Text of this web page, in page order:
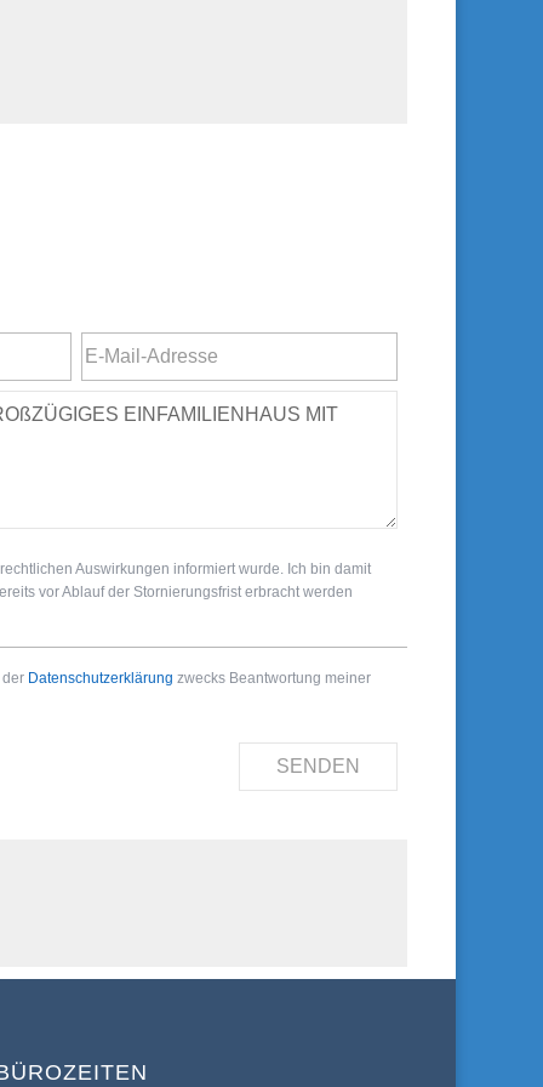
Auswirkungen informiert wurde. Ich bin damit
vor Ablauf der Stornierungsfrist erbracht werden
der Datenschutzerklärung zwecks Beantwortung meiner
SENDEN